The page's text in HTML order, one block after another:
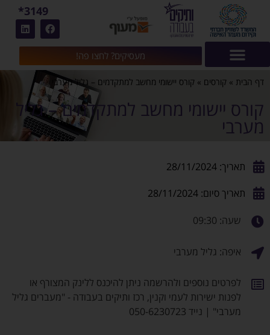
מעסיקים? לחצו פה!
3149*
דף הבית » קורסים » קורס יישומי מחשב למתקדמים – גליל מערבי
קורס יישומי מחשב למתקדמים – גליל
מערבי
תאריך: 28/11/2024
תאריך סיום: 28/11/2024
שעה: 09:30
איפה: גליל מערבי
לפרטים נוספים ולהרשמה ניתן להיכנס ללינק המצורף או
לפנות ישירות לעמי וקנין, רכז ותיקים בעבודה - "מעברים גליל
מערבי" | נייד 050-6230723